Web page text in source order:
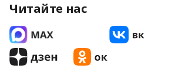
Читайте нас